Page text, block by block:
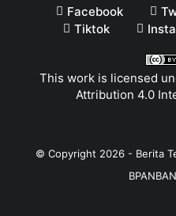
Facebook
Tiktok
This work is licensed
Attribution 4.0
© Copyright 2026- Berita